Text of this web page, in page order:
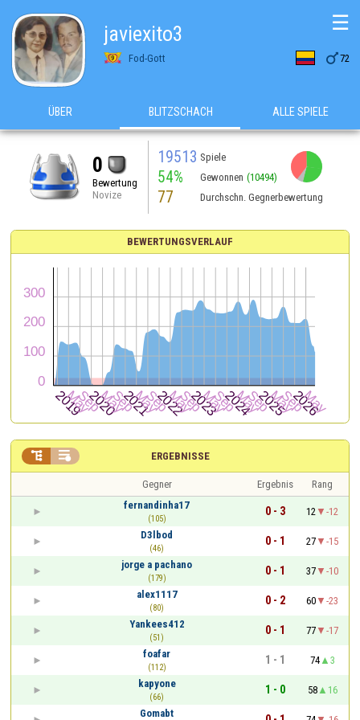
javiexito3
Fod-Gott 72
☰
ÜBER BLITZSCHACH ALLE SPIELE
0
Bewertung
Novize
19513 Spiele
54% Gewonnen (10494)
77 Durchschn. Gegnerbewertung
BEWERTUNGSVERLAUF
ERGEBNISSE
 
Gegner Ergebnis
Rang
fernandinha17
(105)
0 - 3 12
-12
D3lbod
(46)
0 - 1 27
-15
jorge a pachano
(179)
0 - 1 37
-10
alex1117
(80)
0 - 2 60
-23
Yankees412
(51)
0 - 1 77
-17
foafar
(112)
1 - 1 74
3
kapyone
(66)
1 - 0 58
16
Gomabt